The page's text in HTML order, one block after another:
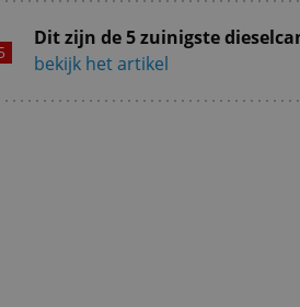
Dit zijn de 5 zuinigste
bekijk het artikel